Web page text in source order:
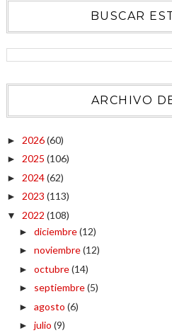
BUSCAR
ARCHIVO
► 2026(60)
► 2025 (106)
► 2024(62)
► 2023 (113)
▼ 2022 (108)
► diciembre(12)
► noviembre(12)
► octubre(14)
► septiembre(5)
► agosto (6)
► julio (9)